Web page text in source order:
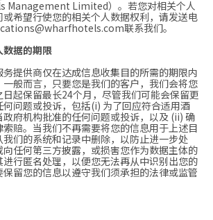
Management Limited）。若您对相关个人
希望行使您的相关个人数据权利，请发送电
联系我们。
数据的期限
提供商仅在达成信息收集目的所需的期限内
般而言，只要您是我们的客户，我们会将您
起保留最长24个月，尽管我们可能会保留更
问题或投诉，包括(i) 为了回应符合适用酒
府机构批准的任何问题或投诉，以及 (ii) 确
赔。当我们不再需要将您的信息用于上述目
们的系统和记录中删除，以防止进一步处
任何第三方披露，或损害您作为数据主体的
行匿名处理，以便您无法再从中识别出您的
留您的信息以遵守我们须承担的法律或监管